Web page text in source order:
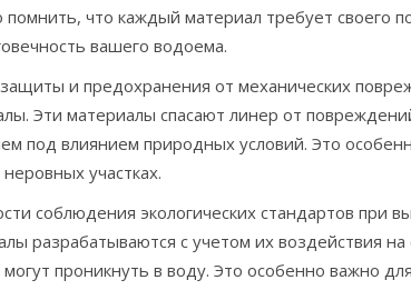
что каждый материал требует своего
вашего водоема.
и предохранения от механических
Эти материалы спасают линер от
под влиянием природных условий. Это
участках.
соблюдения экологических стандартов при
разрабатываются с учетом их воздействия
проникнуть в воду. Это особенно важно